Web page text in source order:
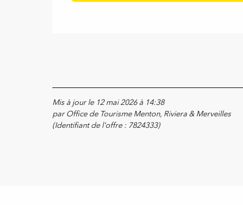
Mis à jour le 12 mai 2026 à 14:38
par Office de Tourisme Menton, Riviera & Merveilles
(Identifiant de l'offre : 7824333)